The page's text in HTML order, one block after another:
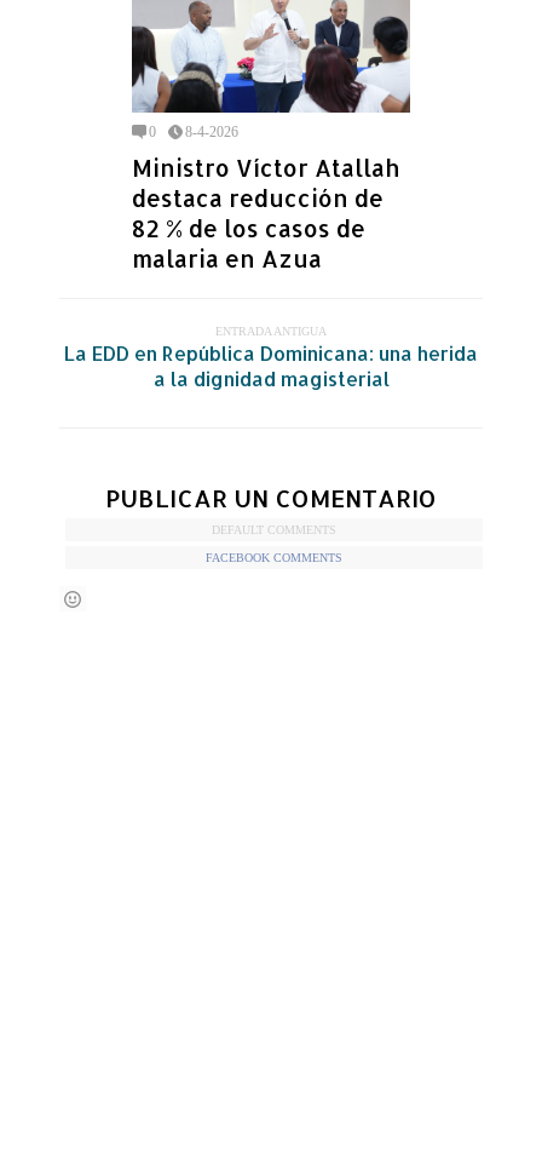
0 8-4-2026
Ministro Víctor Atallah
destaca reducción de
82 % de los casos de
malaria en Azua
ENTRADA ANTIGUA
La EDD en República Dominicana: una herida
a la dignidad magisterial
PUBLICAR UN COMENTARIO
DEFAULT COMMENTS
FACEBOOK COMMENTS